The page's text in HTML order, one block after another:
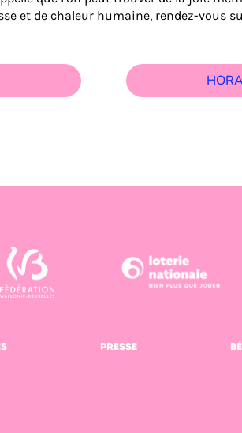
et de chaleur humaine, rendez-vous
PRESSE